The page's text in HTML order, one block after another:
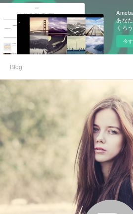
あな
くろう
今
Blog